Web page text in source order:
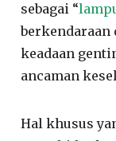
sebagai “
berkendaraan
keadaan
ancaman
Hal khusus